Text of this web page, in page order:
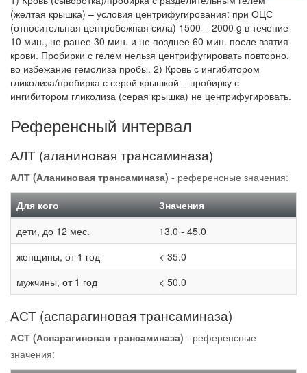
(желтая крышка) – условия центрифугирования: при ОЦС
(относительная центробежная сила) 1500 – 2000 g в течение
10 мин., не ранее 30 мин. и не позднее 60 мин. после взятия
крови. Пробирки с гелем нельзя центрифугировать повторно,
во избежание гемолиза пробы. 2) Кровь с ингибитором
гликолиза/пробирка с серой крышкой – пробирку с
ингибитором гликолиза (серая крышка) не центрифугировать.
Референсный интервал
АЛТ (аланиновая трансаминаза)
АЛТ (Аланиновая трансаминаза) - референсные значения:
Для кого
Значения
дети, до 12 мес.
13.0 - 45.0
женщины, от 1 год
< 35.0
мужчины, от 1 год
< 50.0
АСТ (аспарагиновая трансаминаза)
АСТ (Аспарагиновая трансаминаза) - референсные
значения: